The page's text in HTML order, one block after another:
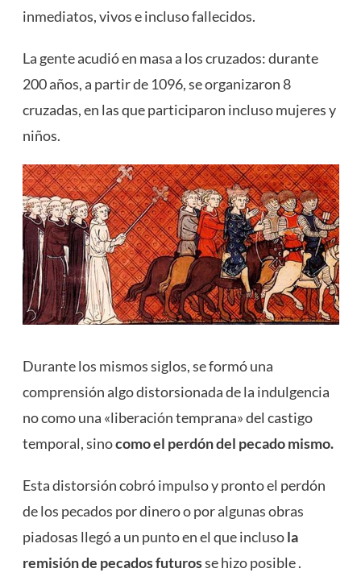
inmediatos, vivos e incluso fallecidos.
La gente acudió en masa a los cruzados: durante
200 años, a partir de 1096, se organizaron 8
cruzadas, en las que participaron incluso mujeres y
niños.
Durante los mismos siglos, se formó una
comprensión algo distorsionada de la indulgencia
no como una «liberación temprana» del castigo
temporal, sinocomo el perdón del pecado mismo.
Esta distorsión cobró impulso y pronto el perdón
de los pecados por dinero o por algunas obras
piadosas llegó a un punto en el que inclusola
remisión de pecados futurosse hizo posible .